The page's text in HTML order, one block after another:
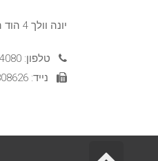
יונה וולך 4 הוד השרון
טלפון: 09-8804080
נייד: 052-7808626